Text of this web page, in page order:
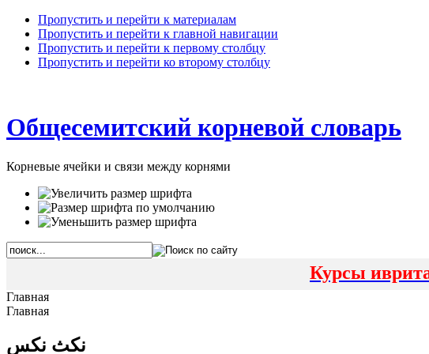
Пропустить и перейти к материалам
Пропустить и перейти к главной навигации
Пропустить и перейти к первому столбцу
Пропустить и перейти ко второму столбцу
Общесемитский корневой словарь
Корневые ячейки и связи между корнями
Курсы
Главная
Главная
نكث نكس